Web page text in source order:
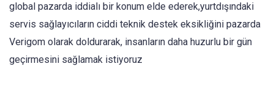
global pazarda iddialı bir konum elde ederek,yurtdışındaki
servis sağlayıcıların ciddi teknik destek eksikliğini pazarda
Verigom olarak doldurarak, insanların daha huzurlu bir gün
geçirmesini sağlamak istiyoruz